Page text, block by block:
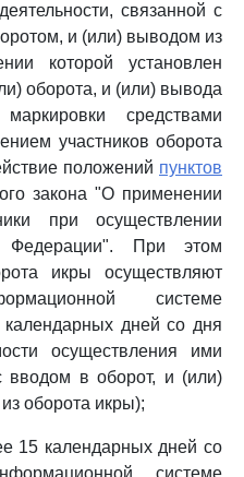
связанной с
и (или) выводом из
которой установлен
оборота, и (или) вывода
средствами
участников оборота
положений пунктов
закона "О применении
при осуществлении
Федерации". При этом
икры осуществляют
системе
дней со дня
осуществления ими
вводом в оборот, и (или)
оборота икры);
15 календарных дней со
системе